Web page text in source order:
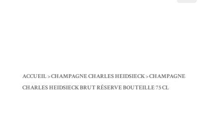
ACCUEIL>CHAMPAGNE CHARLES HEIDSIECK>CHAMPAGNE
CHARLES HEIDSIECK BRUT RÉSERVE BOUTEILLE 75 CL